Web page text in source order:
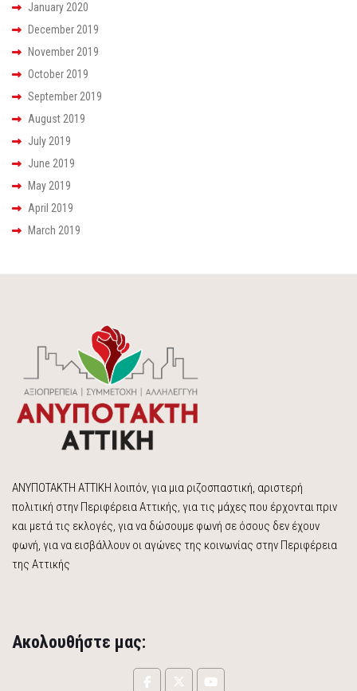
January 2020
December 2019
November 2019
October 2019
September 2019
August 2019
July 2019
June 2019
May 2019
April 2019
March 2019
ΑΝΥΠΟΤΑΚΤΗ ΑΤΤΙΚΗ λοιπόν, για μια ριζοσπαστική, αριστερή
πολιτική στην Περιφέρεια Αττικής, για τις μάχες που έρχονται πριν
και μετά τις εκλογές, για να δώσουμε φωνή σε όσους δεν έχουν
φωνή, για να εισβάλλουν οι αγώνες της κοινωνίας στην Περιφέρεια
της Αττικής
Ακολουθήστε μας: